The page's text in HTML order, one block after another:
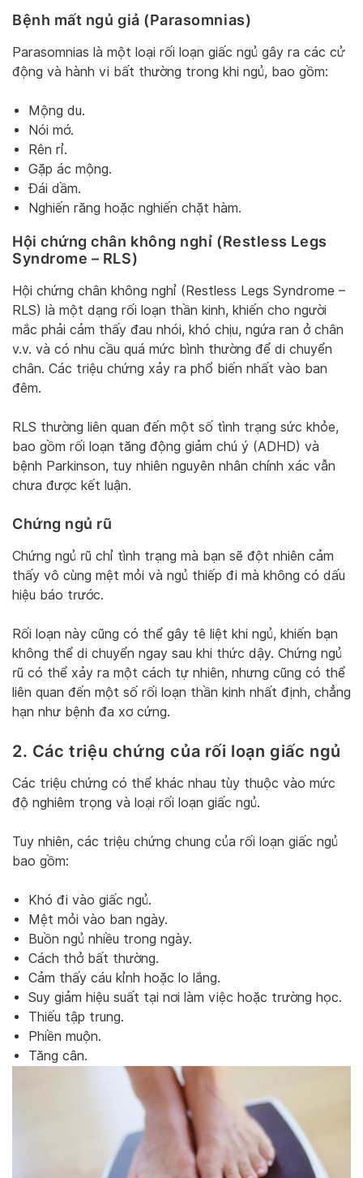
Bệnh mất ngủ giả (Parasomnias)
Parasomnias là một loại rối loạn giấc ngủ gây ra các cử
động và hành vi bất thường trong khi ngủ, bao gồm:
Mộng du.
Nói mớ.
Rên rỉ.
Gặp ác mộng.
Đái dầm.
Nghiến răng hoặc nghiến chặt hàm.
Hội chứng chân không nghỉ (Restless Legs
Syndrome – RLS)
Hội chứng chân không nghỉ (Restless Legs Syndrome –
RLS) là một dạng rối loạn thần kinh, khiến cho người
mắc phải cảm thấy đau nhói, khó chịu, ngứa ran ở chân
v.v. và có nhu cầu quá mức bình thường để di chuyển
chân. Các triệu chứng xảy ra phổ biến nhất vào ban
đêm.
RLS thường liên quan đến một số tình trạng sức khỏe,
bao gồm rối loạn tăng động giảm chú ý (ADHD) và
bệnh Parkinson, tuy nhiên nguyên nhân chính xác vẫn
chưa được kết luận.
Chứng ngủ rũ
Chứng ngủ rũ chỉ tình trạng mà bạn sẽ đột nhiên cảm
thấy vô cùng mệt mỏi và ngủ thiếp đi mà không có dấu
hiệu báo trước.
Rối loạn này cũng có thể gây tê liệt khi ngủ, khiến bạn
không thể di chuyển ngay sau khi thức dậy. Chứng ngủ
rũ có thể xảy ra một cách tự nhiên, nhưng cũng có thể
liên quan đến một số rối loạn thần kinh nhất định, chẳng
hạn như bệnh đa xơ cứng.
2. Các triệu chứng của rối loạn giấc ngủ
Các triệu chứng có thể khác nhau tùy thuộc vào mức
độ nghiêm trọng và loại rối loạn giấc ngủ.
Tuy nhiên, các triệu chứng chung của rối loạn giấc ngủ
bao gồm:
Khó đi vào giấc ngủ.
Mệt mỏi vào ban ngày.
Buồn ngủ nhiều trong ngày.
Cách thở bất thường.
Cảm thấy cáu kỉnh hoặc lo lắng.
Suy giảm hiệu suất tại nơi làm việc hoặc trường học.
Thiếu tập trung.
Phiền muộn.
Tăng cân.